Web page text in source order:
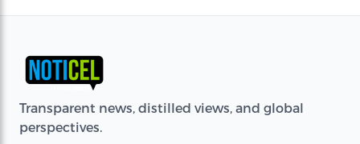
Transparent news, distilled views, and global
perspectives.